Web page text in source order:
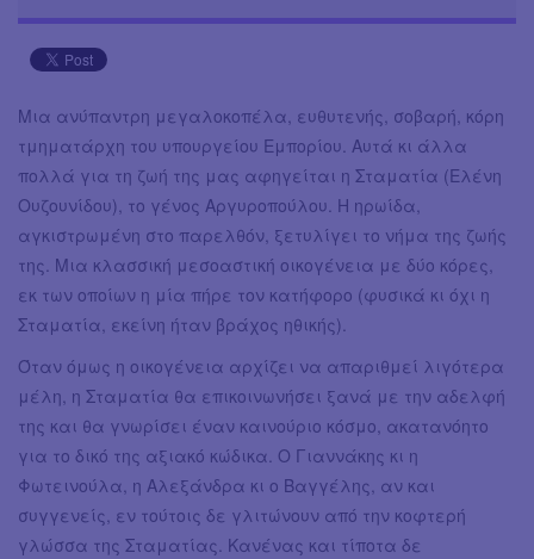
Μια ανύπαντρη μεγαλοκοπέλα, ευθυτενής, σοβαρή, κόρη
τμηματάρχη του υπουργείου Εμπορίου. Αυτά κι άλλα
πολλά για τη ζωή της μας αφηγείται η Σταματία (Ελένη
Ουζουνίδου), το γένος Αργυροπούλου. Η ηρωίδα,
αγκιστρωμένη στο παρελθόν, ξετυλίγει το νήμα της ζωής
της. Μια κλασσική μεσοαστική οικογένεια με δύο κόρες,
εκ των οποίων η μία πήρε τον κατήφορο (φυσικά κι όχι η
Σταματία, εκείνη ήταν βράχος ηθικής).
Όταν όμως η οικογένεια αρχίζει να απαριθμεί λιγότερα
μέλη, η Σταματία θα επικοινωνήσει ξανά με την αδελφή
της και θα γνωρίσει έναν καινούριο κόσμο, ακατανόητο
για το δικό της αξιακό κώδικα. Ο Γιαννάκης κι η
Φωτεινούλα, η Αλεξάνδρα κι ο Βαγγέλης, αν και
συγγενείς, εν τούτοις δε γλιτώνουν από την κοφτερή
γλώσσα της Σταματίας. Κανένας και τίποτα δε